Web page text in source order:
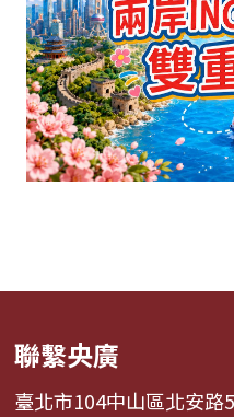
聯繫央廣
臺北市104中山區北安路